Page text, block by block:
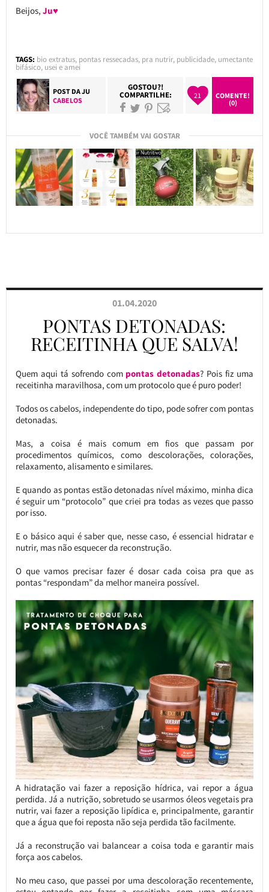
Beijos, Ju♥
TAGS: bio extratus, pontas ressecadas, pra nutrir, publicidade, umectante
bifásico, usei e amei
POST DAJU
CABELOS
GOSTOU?!
COMPARTILHE: 21
COMENTE!
(0)
VOCÊ TAMBÉM VAI GOSTAR
01.04.2020
PONTAS DETONADAS:
RECEITINHA QUE SALVA!
Quem aqui tá sofrendo com pontas detonadas? Pois fiz uma
receitinha maravilhosa, com um protocolo que é puro poder!
Todos os cabelos, independente do tipo, pode sofrer com pontas
detonadas.
Mas, a coisa é mais comum em fios que passam por
procedimentos químicos, como descolorações, colorações,
relaxamento, alisamento e similares.
E quando as pontas estão detonadas nível máximo, minha dica
é seguir um “protocolo” que criei pra todas as vezes que passo
por isso.
E o básico aqui é saber que, nesse caso, é essencial hidratar e
nutrir, mas não esquecer da reconstrução.
O que vamos precisar fazer é dosar cada coisa pra que as
pontas “respondam” da melhor maneira possível.
A hidratação vai fazer a reposição hídrica, vai repor a água
perdida. Já a nutrição, sobretudo se usarmos óleos vegetais pra
nutrir, vai fazer a reposição lipídica e, principalmente, garantir
que a água que foi reposta não seja perdida tão facilmente.
Já a reconstrução vai balancear a coisa toda e garantir mais
força aos cabelos.
No meu caso, que passei por uma descoloração recentemente,